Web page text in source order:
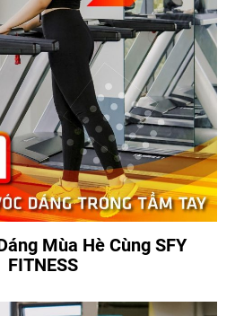
Mùa Hè Cùng SFY
FITNESS